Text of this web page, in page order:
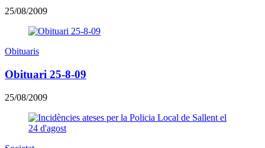
25/08/2009
Obituaris
Obituari 25-8-09
25/08/2009